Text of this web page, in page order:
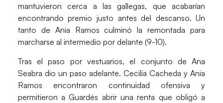
mantuvieron cerca a las gallegas, que acabarían
encontrando premio justo antes del descanso. Un
tanto de Ania Ramos culminó la remontada para
marcharse al intermedio por delante (9-10).
Tras el paso por vestuarios, el conjunto de Ana
Seabra dio un paso adelante.Cecilia Cacheda y Ania
Ramosencontraron continuidad ofensiva y
permitieron a Guardés abrir una renta que obligó a